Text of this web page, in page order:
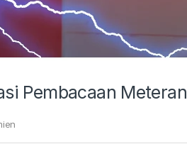
Pembacaan Meteran